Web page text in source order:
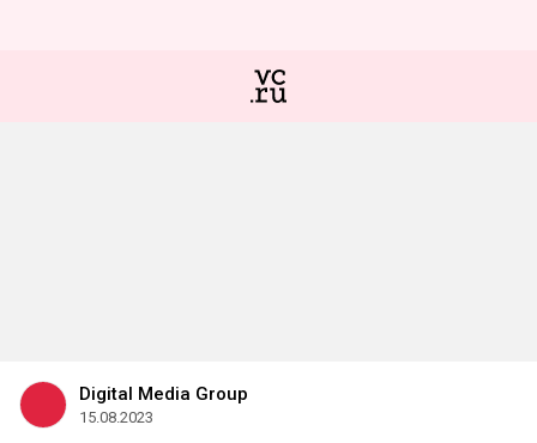
Digital Media Group
15.08.2023